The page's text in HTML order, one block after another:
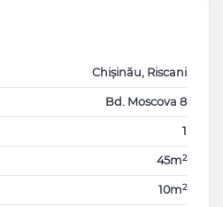
шкаф- купе с зеркалами
плазма (интернет,
белье, халаты,
для комфортного
одному
Можете
WhatsUp, Viber .
Chișinău, Riscani
Bd. Moscova 8
1
45m2
10m2